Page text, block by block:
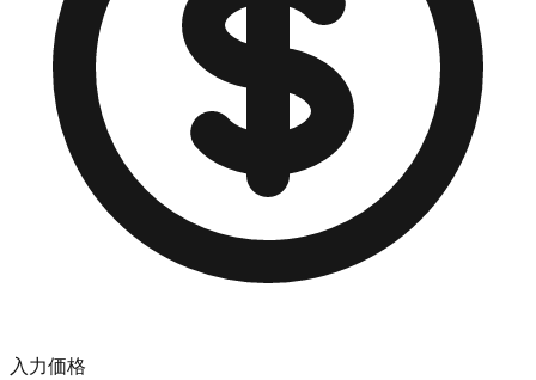
入力価格